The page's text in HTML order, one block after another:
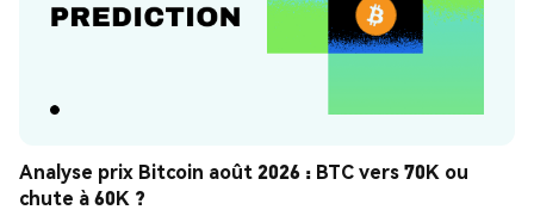
Analyse prix Bitcoin août 2026 : BTC vers 70K ou
chute à 60K ?